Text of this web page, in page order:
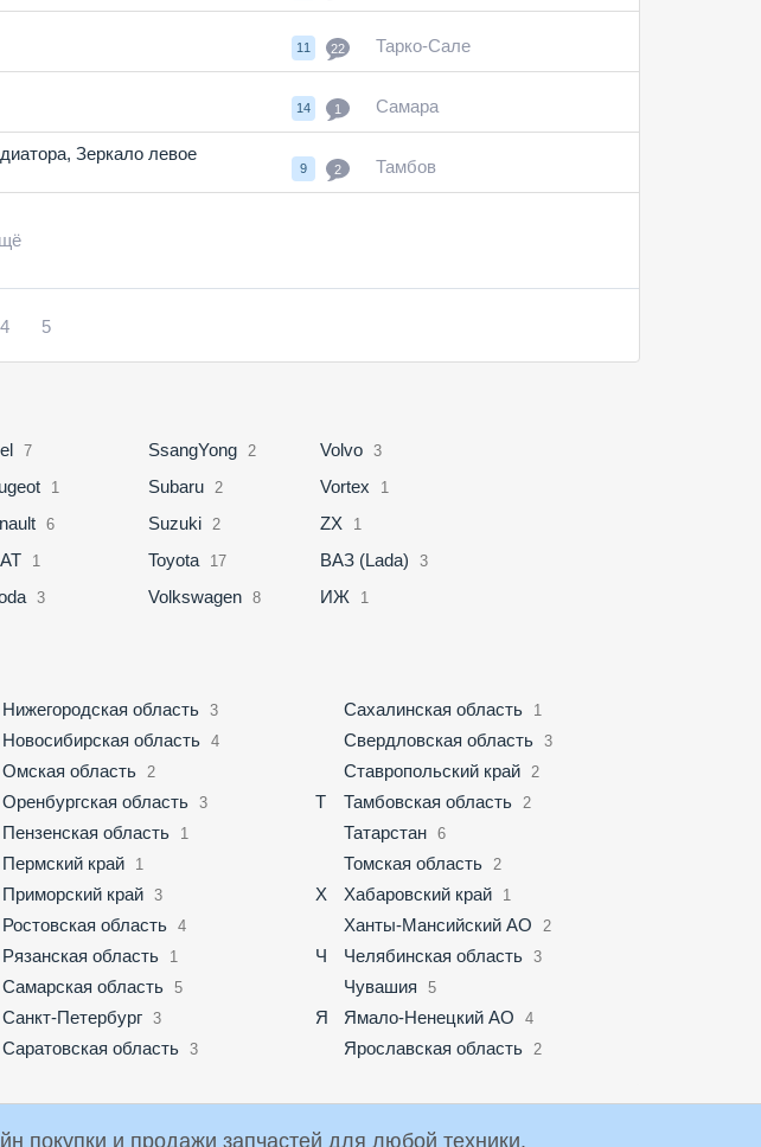
11 22 Тарко-Сале
14 1 Самара
, Зеркало левое
9 2 Тамбов
4 5
7
1
6
1
3
SsangYong 2
Subaru 2
Suzuki 2
Toyota 17
Volkswagen 8
Volvo 3
Vortex 1
ZX 1
ВАЗ (Lada) 3
ИЖ 1
Нижегородская область 3
Новосибирская область 4
Омская область 2
Оренбургская область 3
Пензенская область 1
Пермский край 1
Приморский край 3
Ростовская область 4
Рязанская область 1
Самарская область 5
Санкт-Петербург 3
Саратовская область 3
Сахалинская область 1
Свердловская область 3
Ставропольский край 2
Т Тамбовская область 2
Татарстан 6
Томская область 2
Х Хабаровский край 1
Ханты-Мансийский АО 2
Ч Челябинская область 3
Чувашия 5
Я Ямало-Ненецкий АО 4
Ярославская область 2
века - Ваша система онлайн покупки и продажи запчастей для любой техники.